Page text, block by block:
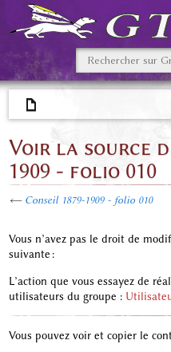
Voir la source
1909 - folio 010
← Conseil 1879-1909 - folio 010
Vous n’avez pas le droit de
suivante :
L’action que vous essayez de
utilisateurs du groupe :
Vous pouvez voir et copier le